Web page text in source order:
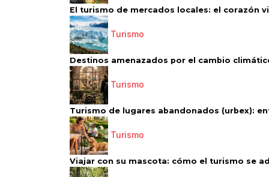
El turismo de mercados locales: el corazón
Turismo
Destinos amenazados por el cambio
Turismo
Turismo de lugares abandonados (urbex):
Turismo
Viajar con su mascota: cómo el turismo se